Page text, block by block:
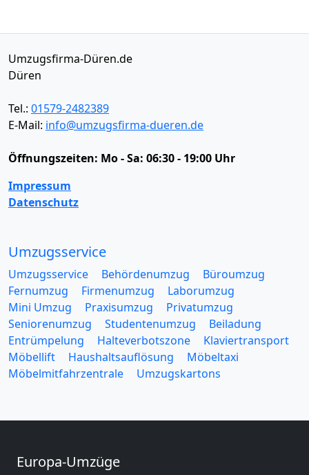
Umzugsfirma-Düren.de
Düren
Tel.: 01579-2482389
E-Mail: info@umzugsfirma-dueren.de
Öffnungszeiten: Mo - Sa: 06:30 - 19:00 Uhr
Impressum
Datenschutz
Umzugsservice
Umzugsservice Behördenumzug
Büroumzug
Fernumzug
Firmenumzug
Laborumzug
Mini Umzug
Praxisumzug
Privatumzug
Seniorenumzug
Studentenumzug
Beiladung
Entrümpelung
Halteverbotszone
Klaviertransport
Möbellift
Haushaltsauflösung
Möbeltaxi
Möbelmitfahrzentrale
Umzugskartons
Europa-Umzüge